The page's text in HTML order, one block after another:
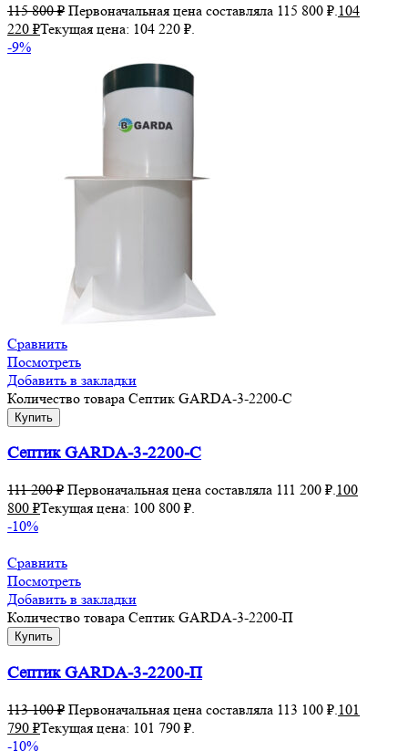
115 800₽ Первоначальная цена составляла 115 800 ₽. 104
220 ₽Текущая цена: 104 220 ₽.
-9%
Сравнить
Посмотреть
Добавить в закладки
Количество товара Септик GARDA-3-2200-С
Купить
Септик GARDA-3-2200-С
111 200₽ Первоначальная цена составляла 111 200 ₽.100
800 ₽Текущая цена: 100 800 ₽.
-10%
Сравнить
Посмотреть
Добавить в закладки
Количество товара Септик GARDA-3-2200-П
Купить
Септик GARDA-3-2200-П
113 100₽ Первоначальная цена составляла 113 100 ₽. 101
790 ₽Текущая цена: 101 790 ₽.
-10%